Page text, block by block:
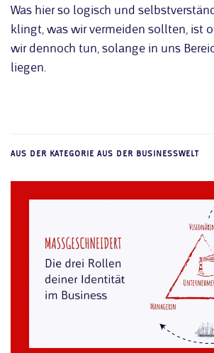
Was hier so logisch und
klingt, was wir vermeiden sollten, ist
wir dennoch tun, solange in uns
liegen.
AUS DER KATEGORIE AUS DER BUSINESSWELT